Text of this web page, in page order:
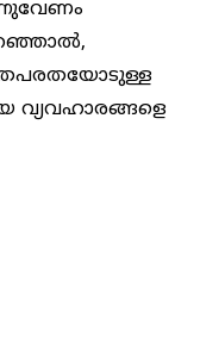
വ്യവഹാരങ്ങളെ